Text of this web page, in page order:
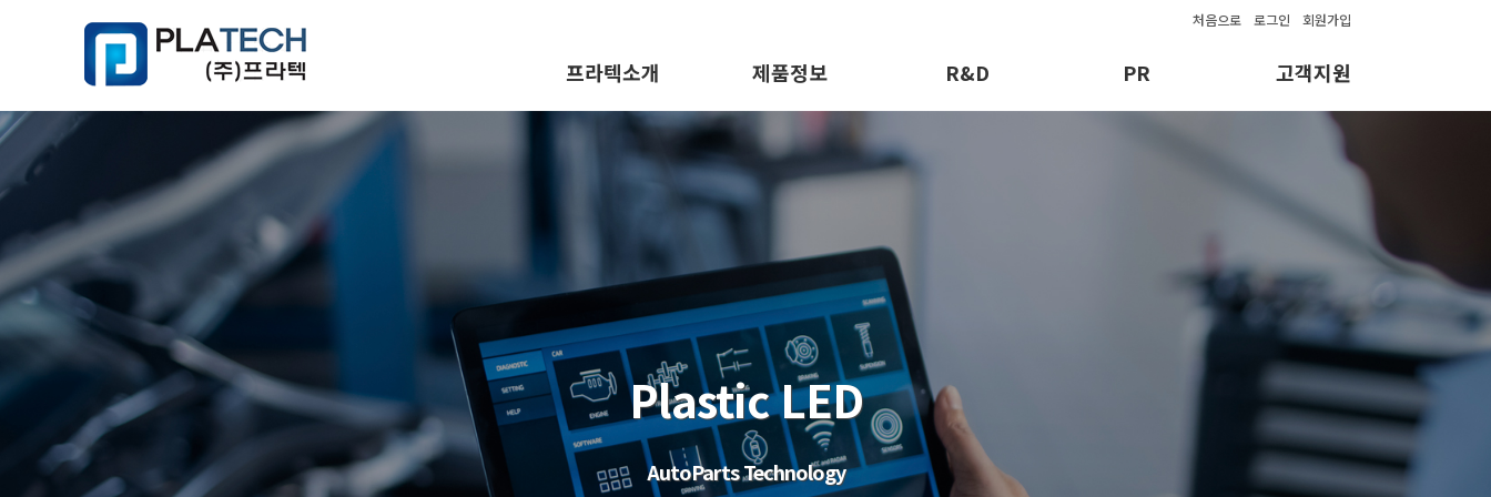
처음으로 로그인 회원가입
프라텍소개
오시는 길
특허 및 기술
제품정보
성형사출
금형
LED조명
버블센스
기타
R&D PR 고객지원
Plastic LED
AutoParts Technology